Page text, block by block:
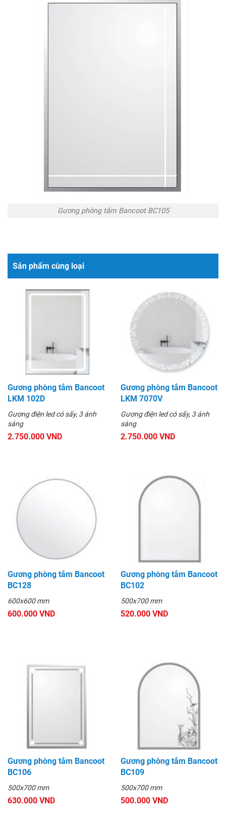
Gương phòng tắm Bancoot BC105
Sản phẩm cùng loại
Gương phòng tắm Bancoot
LKM 102D
Gương điện led có sấy, 3 ánh
sáng
2.750.000 VND
Gương phòng tắm Bancoot
LKM 7070V
Gương điện led có sấy, 3 ánh
sáng
2.750.000 VND
Gương phòng tắm Bancoot
BC128
600x600 mm
600.000 VND
Gương phòng tắm Bancoot
BC102
500x700 mm
520.000 VND
Gương phòng tắm Bancoot
BC106
500x700 mm
630.000 VND
Gương phòng tắm Bancoot
BC109
500x700 mm
500.000 VND